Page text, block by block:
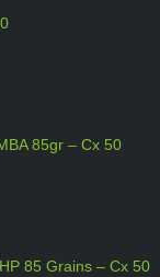
85gr – Cx 50
85 Grains – Cx 50